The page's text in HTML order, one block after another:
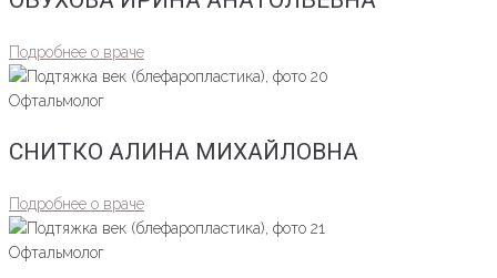
Подробнее о враче
Офтальмолог
СНИТКО АЛИНА МИХАЙЛОВНА
Подробнее о враче
Офтальмолог